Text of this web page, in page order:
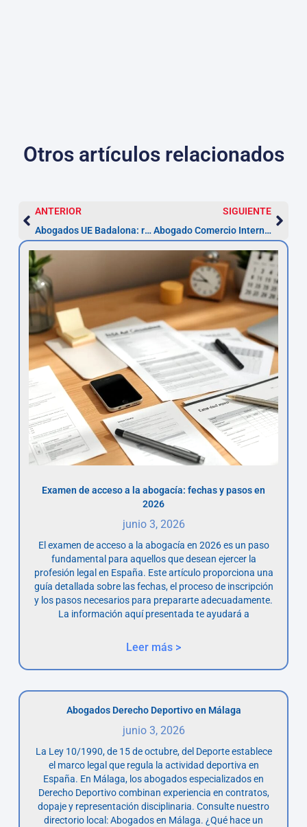
Otros artículos relacionados
ANTERIOR
Abogados UE Badalona: reagrupación y recursos en 1 mes
SIGUIENTE
Abogado Comercio Internacional en Badalona — Notifica en 30 días
Examen de acceso a la abogacía: fechas y pasos en
2026
junio 3, 2026
El examen de acceso a la abogacía en 2026 es un paso
fundamental para aquellos que desean ejercer la
profesión legal en España. Este artículo proporciona una
guía detallada sobre las fechas, el proceso de inscripción
y los pasos necesarios para prepararte adecuadamente.
La información aquí presentada te ayudará a
Leer más >
Abogados Derecho Deportivo en Málaga
junio 3, 2026
La Ley 10/1990, de 15 de octubre, del Deporte establece
el marco legal que regula la actividad deportiva en
España. En Málaga, los abogados especializados en
Derecho Deportivo combinan experiencia en contratos,
dopaje y representación disciplinaria. Consulte nuestro
directorio local: Abogados en Málaga. ¿Qué hace un